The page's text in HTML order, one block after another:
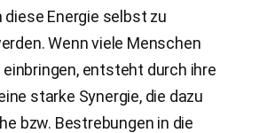
Energie selbst zu
Wenn viele Menschen
entsteht durch ihre
starke Synergie, die dazu
bzw. Bestrebungen in die